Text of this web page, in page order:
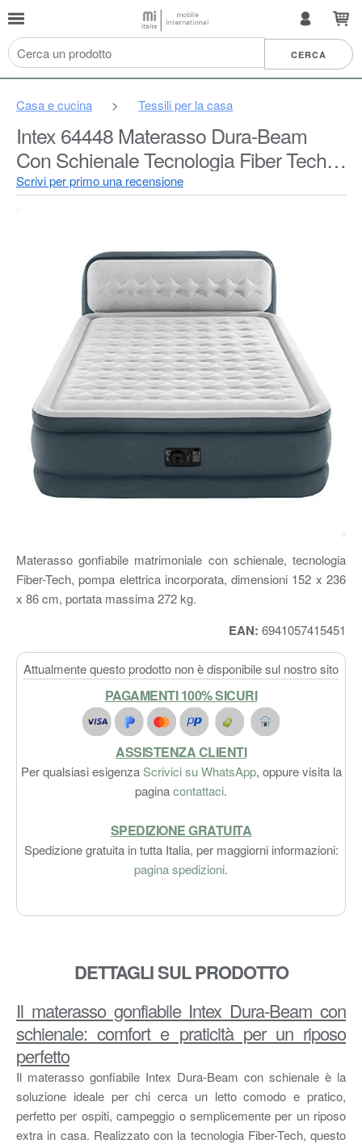
Casa e cucina > Tessili per la casa
Intex 64448 Materasso Dura-Beam
Con Schienale Tecnologia Fiber Tech
Con Pompa Elettrica Incorporata, 152 x
Scrivi per primo una recensione
Materasso gonfiabile matrimoniale con schienale, tecnologia
Fiber-Tech, pompa elettrica incorporata, dimensioni 152 x 236
x 86 cm, portata massima 272 kg.
EAN: 6941057415451
Attualmente questo prodotto non è disponibile sul nostro sito
PAGAMENTI 100% SICURI
ASSISTENZA CLIENTI
Per qualsiasi esigenzaScrivici su WhatsApp, oppure visita la
paginacontattaci.
SPEDIZIONE GRATUITA
Spedizione gratuita in tutta Italia, per maggiorni informazioni:
pagina spedizioni.
DETTAGLI SUL PRODOTTO
Il materasso gonfiabile Intex Dura-Beam con
schienale: comfort e praticità per un riposo
perfetto
Il materasso gonfiabile Intex Dura-Beam con schienale è la
soluzione ideale per chi cerca un letto comodo e pratico,
perfetto per ospiti, campeggio o semplicemente per un riposo
extra in casa. Realizzato con la tecnologia Fiber-Tech, questo